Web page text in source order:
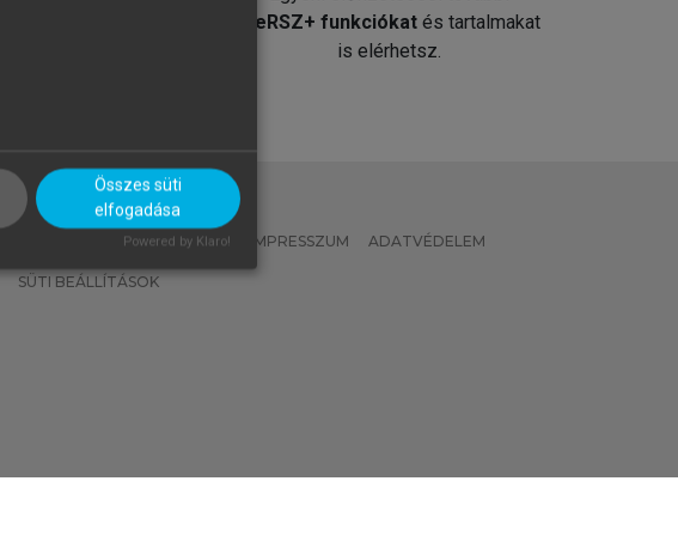
MeRSZ+ funkciókat és tartalmakat
is elérhetsz.
MI – ÁLTALÁNOS IRÁNYELVEK IMPRESSZUM ADATVÉDELEM
SÜTI BEÁLLÍTÁSOK
Összes süti
elfogadása
Powered by Klaro!